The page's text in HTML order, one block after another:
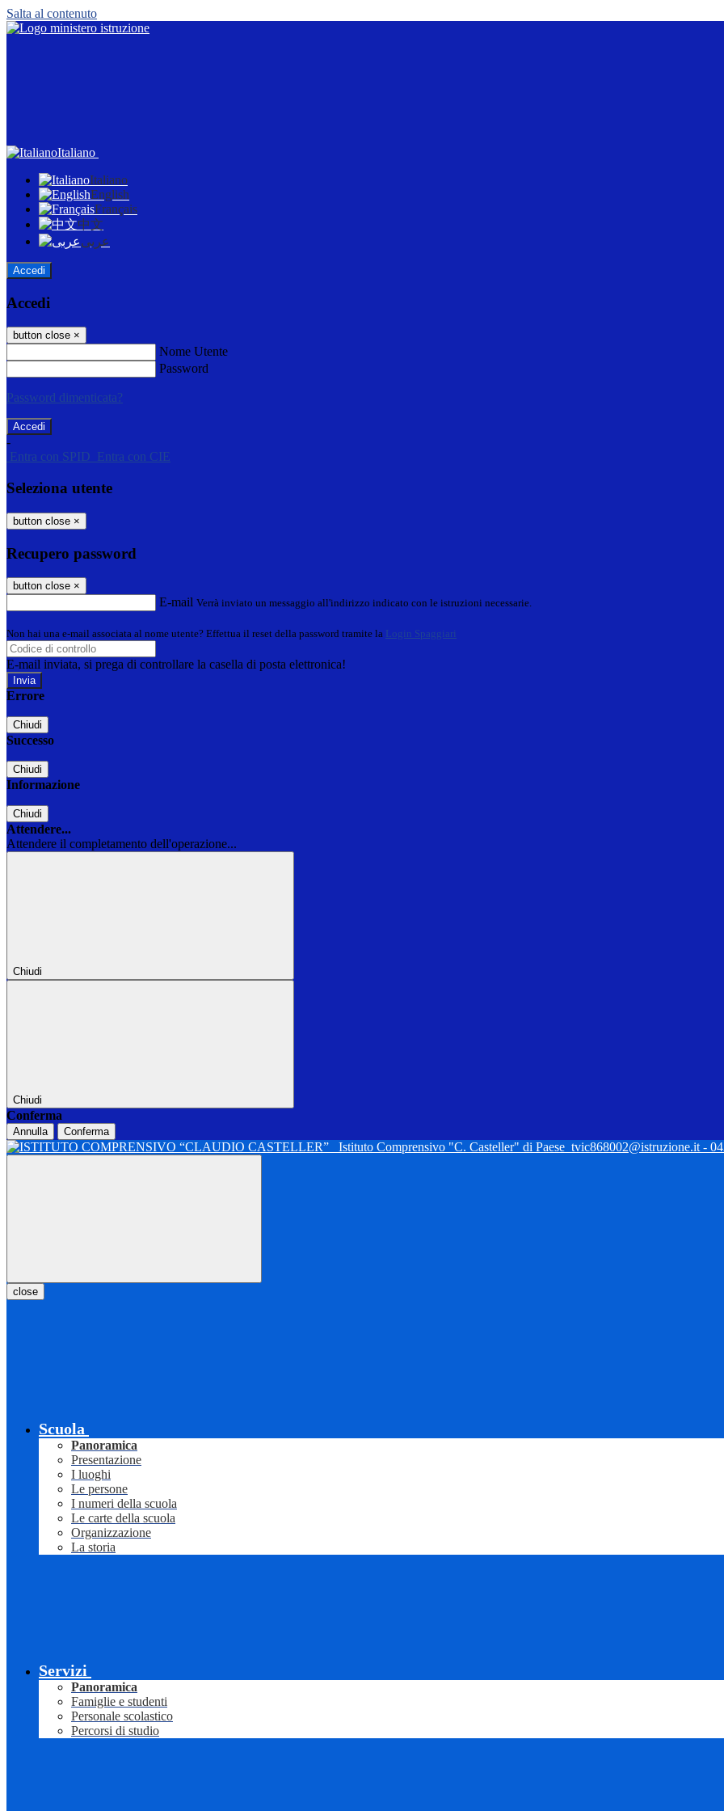
Salta al contenuto
Italiano
Italiano
English
Français
中文
عربى
Accedi
Accedi
button close ×
Nome Utente
Password
Password dimenticata?
-
Entra con SPID
Entra con CIE
Seleziona utente
button close ×
Recupero password
button close ×
E-mail Verrà inviato un messaggio all'indirizzo indicato con le istruzioni necessarie.
Non hai una e-mail associata al nome utente? Effettua il reset della password tramite la Login Spaggiari
E-mail inviata, si prega di controllare la casella di posta elettronica!
Errore
Chiudi
Successo
Chiudi
Informazione
Chiudi
Attendere...
Attendere il completamento dell'operazione...
Chiudi
Chiudi
Conferma
Annulla Conferma
Istituto Comprensivo "C. Casteller" di Paese tvic868002@istruzione.it -
close
Scuola
Panoramica
Presentazione
I luoghi
Le persone
I numeri della scuola
Le carte della scuola
Organizzazione
La storia
Servizi
Panoramica
Famiglie e studenti
Personale scolastico
Percorsi di studio